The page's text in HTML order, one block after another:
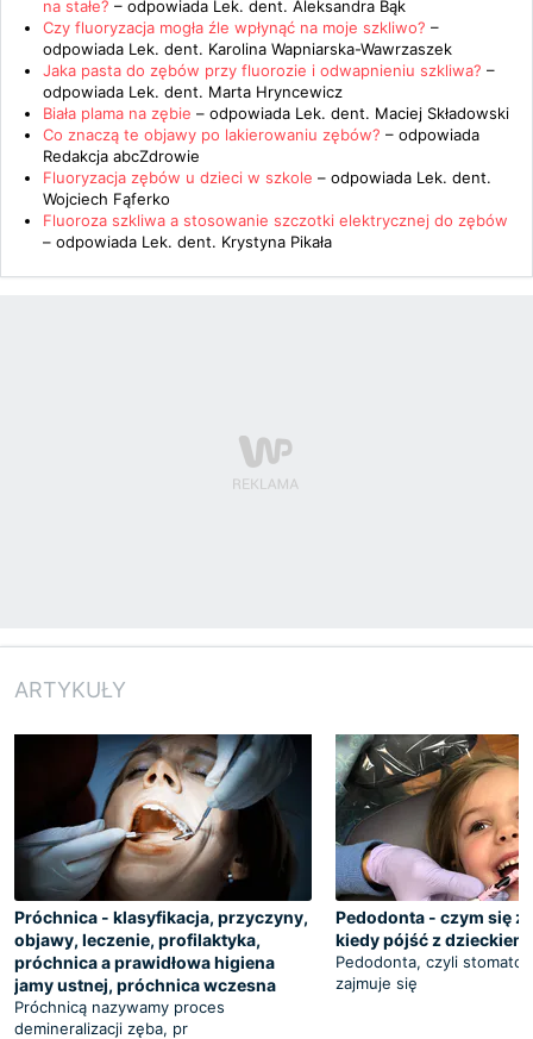
na stałe? – odpowiada Lek. dent. Aleksandra Bąk
Czy fluoryzacja mogła źle wpłynąć na moje szkliwo? –
odpowiada Lek. dent. Karolina Wapniarska-Wawrzaszek
Jaka pasta do zębów przy fluorozie i odwapnieniu szkliwa? –
odpowiada Lek. dent. Marta Hryncewicz
Biała plama na zębie – odpowiada Lek. dent. Maciej Składowski
Co znaczą te objawy po lakierowaniu zębów? – odpowiada
Redakcja abcZdrowie
Fluoryzacja zębów u dzieci w szkole – odpowiada Lek. dent.
Wojciech Fąferko
Fluoroza szkliwa a stosowanie szczotki elektrycznej do zębów
– odpowiada Lek. dent. Krystyna Pikała
ARTYKUŁY
Próchnica - klasyfikacja, przyczyny,
objawy, leczenie, profilaktyka,
próchnica a prawidłowa higiena
jamy ustnej, próchnica wczesna
Próchnicą nazywamy proces
demineralizacji zęba, pr
Pedodonta - czym się
kiedy pójść z dzieckiem
Pedodonta, czyli
zajmuje się